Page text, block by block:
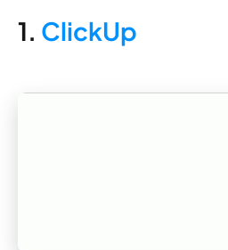
1. ClickUp